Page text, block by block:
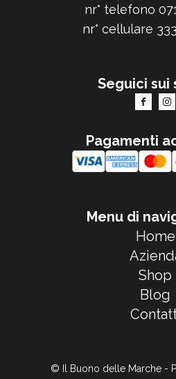
nr° telefono
nr° cellulare
Seguici sui
Pagamenti
Menu di
Home
Shop
Blog
© Il Buono delle Marche -